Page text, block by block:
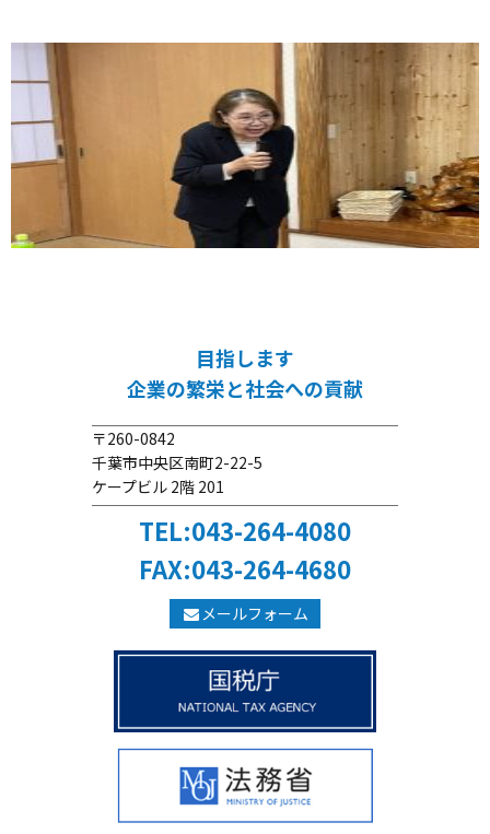
目指します
企業の繁栄と社会への貢献
〒260-0842
千葉市中央区南町2-22-5
ケープビル 2階 201
TEL:043-264-4080
FAX:043-264-4680
メールフォーム